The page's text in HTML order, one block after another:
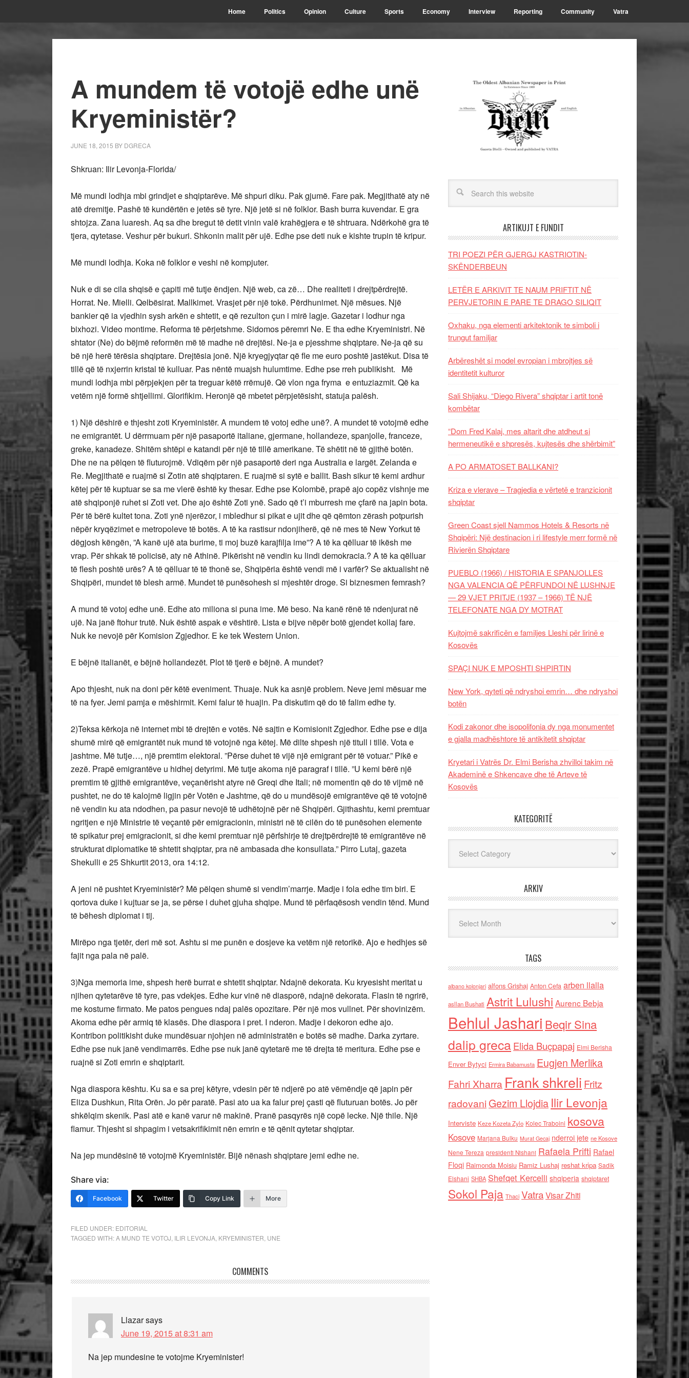
Home Politics Opinion Culture Sports Economy Interview Reporting Community Vatra
A mundem të votojë edhe unë
Kryeministër?
JUNE 18, 2015 BY DGRECA
Shkruan: Ilir Levonja-Florida/
Më mundi lodhja mbi grindjet e shqiptarëve. Më shpuri diku. Pak gjumë. Fare pak. Megjithatë aty në
atë dremitje. Pashë të kundërtën e jetës së tyre. Një jetë si në folklor. Bash burra kuvendar. E gra
shtojza. Zana luaresh. Aq sa dhe bregut të detit vinin valë krahëgjera e të shtruara. Ndërkohë gra të
tjera, qytetase. Veshur për bukuri. Shkonin malit për ujë. Edhe pse deti nuk e kishte trupin të kripur.
Më mundi lodhja. Koka në folklor e veshi në kompjuter.
Nuk e di se cila shqisë e çapiti më tutje ëndjen. Një web, ca zë… Dhe realiteti i drejtpërdrejtë.
Horrat. Ne. Mielli. Qelbësirat. Mallkimet. Vrasjet për një tokë. Përdhunimet. Një mësues. Një
bankier që ia vjedhin sysh arkën e shtetit, e që rezulton çun i mirë lagje. Gazetar i lodhur nga
bixhozi. Video montime. Reforma të përjetshme. Sidomos përemri Ne. E tha edhe Kryeministri. Në
shtator (Ne) do bëjmë reformën më të madhe në drejtësi. Ne-ja e pjesshme shqiptare. Ne-ja që su
bë një herë tërësia shqiptare. Drejtësia jonë. Një kryegjyqtar që fle me euro poshtë jastëkut. Disa të
tillë që të nxjerrin kristal të kulluar. Pas nëntë muajsh hulumtime. Edhe pse rreh publikisht. Më
mundi lodhja mbi përpjekjen për ta treguar këtë rrëmujë. Që vlon nga fryma e entuziazmit. Që ka
vetëm një formë shtjellimi. Glorifikim. Heronjë që mbetet përpjetësisht, statuja palësh.
1) Një dëshirë e thjesht zoti Kryeministër. A mundem të votoj edhe unë?. A mundet të votojmë edhe
ne emigrantët. U dërrmuam për një pasaportë italiane, gjermane, hollandeze, spanjolle, franceze,
greke, kanadeze. Shitëm shtëpi e katandi për një të tillë amerikane. Të shëtit në të gjithë botën.
Dhe ne na pëlqen të fluturojmë. Vdiqëm për një pasaportë deri nga Australia e largët. Zelanda e
Re. Megjithatë e ruajmë si Zotin atë shqiptaren. E ruajmë si sytë e ballit. Bash sikur të kemi ardhur
këtej për të kuptuar se sa me vlerë është ky thesar. Edhe pse Kolombë, prapë ajo copëz vishnje me
atë shqiponjë ruhet si Zoti vet. Dhe ajo është Zoti ynë. Sado që t’i mburresh me çfarë na japin bota.
Për të bërë kultet tona. Zoti ynë njerëzor, i mbledhur si pikat e ujit dhe që qëmton zërash potpurish
nëpër kryqëzimet e metropoleve të botës. A të ka rastisur ndonjiherë, që në mes të New Yorkut të
dëgjosh këngën, ”A kanë ujë ata burime, ti moj buzë karajfilja ime”? A të ka qëlluar të ikësh me
vrap. Për shkak të policisë, aty në Athinë. Pikërisht në vendin ku lindi demokracia.? A të ka qëlluar
të flesh poshtë urës? A të qëlluar të të thonë se, Shqipëria është vendi më i varfër? Se aktualisht në
Shqipëri, mundet të blesh armë. Mundet të punësohesh si mjeshtër droge. Si biznesmen femrash?
A mund të votoj edhe unë. Edhe ato miliona si puna ime. Më beso. Na kanë rënë të ndenjurat në
ujë. Na janë ftohur trutë. Nuk është aspak e vështirë. Lista e bijve nëpër botë gjendet kollaj fare.
Nuk ke nevojë për Komision Zgjedhor. E ke tek Western Union.
E bëjnë italianët, e bëjnë hollandezët. Plot të tjerë e bëjnë. A mundet?
Apo thjesht, nuk na doni për këtë eveniment. Thuaje. Nuk ka asnjë problem. Neve jemi mësuar me
të na fyer. Jemi pamja e mëshirmit. Kemi falur të huajin. Pa diskutim që do të falim edhe ty.
2)Teksa kërkoja në internet mbi të drejtën e votës. Në sajtin e Komisionit Zgjedhor. Edhe pse e dija
shumë mirë që emigrantët nuk mund të votojnë nga këtej. Më dilte shpesh një titull i tillë. Vota e
jashtme. Më tutje…, një premtim elektoral. ”Përse duhet të vijë një emigrant për të votuar.” Pikë e
zezë. Prapë emigrantëve u hidhej detyrimi. Më tutje akoma një paragraf i tillë. ”U kemi bërë një
premtim të gjithë emigrantëve, veçanërisht atyre në Greqi dhe Itali; në momentin që do të vijmë në
pushtet, ne do të kalojmë ligjin për Votën e Jashtme, që do u mundësojë emigrantëve që të votojnë
në vendin ku ata ndodhen, pa pasur nevojë të udhëtojnë për në Shqipëri. Gjithashtu, kemi premtuar
ngritjen e një Ministrie të veçantë për emigracionin, ministri në të cilën do të punësohen elemente
të spikatur prej emigracionit, si dhe kemi premtuar një përfshirje të drejtpërdrejtë të emigrantëve në
strukturat diplomatike të shtetit shqiptar, pra në ambasada dhe konsullata.” Pirro Lutaj, gazeta
Shekulli e 25 Shkurtit 2013, ora 14:12.
A jeni në pushtet Kryeministër? Më pëlqen shumë si vendim’marrje. Madje i fola edhe tim biri. E
qortova duke i kujtuar se ja, se përse i duhet gjuha shqipe. Mund të përfaqësosh vendin tënd. Mund
të bëhesh diplomat i tij.
Mirëpo nga tjetër, deri më sot. Ashtu si me punën e dosjeve ka vetëm një retorikë. Ajo e hedhjes së
fajit nga pala në palë.
3)Nga memoria ime, shpesh herë burrat e shtetit shqiptar. Ndajnë dekorata. Ku kryesisht meritat u
njihen qytetarëve të tyre, pas vdekjes. Edhe kur vinë në diasporë, ndajnë dekorata. Flasin të ngrirë,
me kostume firmato. Me patos pengues ndaj palës opozitare. Për një mos vullnet. Për shovinizëm.
Akoma edhe për armiq të klasës. Dhe diaspora i pret. I nderon. Madje i dekoron edhe ajo.
Kontribon politikisht duke mundësuar njohjen në administratën e botës së madhe. Darka zyrtare.
Edhe pse nuk janë vendimarrës. Edhe pse nuk janë qytetarë me të drejta të meritura. Edhe pse e
ruajnë si Zoti emrin e shqiptarit.
Nga diaspora kështu. Ku sa e sa prej këtyre, vdesin për të ndjerë po atë vëmëndje që japin për
Eliza Dushkun, Rita Orën. Jo për paratë. Pasi ato ua ka falur prej çasti që fluturuan botës. Jo për
shkëlqim skenik. Pasi atë e kanë varur në makinë. Pranë pasqyrës një copë lecke. Një thile. Një
flamur. Thjesht si shpagim i vetsakrifikimit nën emrin e të qënit qytetar shqiptar.
Na jep mundësinë të votojmë Kryeministër. Bijë nënash shqiptare jemi edhe ne.
Share via:
Facebook Twitter Copy Link More
FILED UNDER: EDITORIAL
TAGGED WITH:A MUND TE VOTOJ ILIR LEVONJA KRYEMINISTER UNE
COMMENTS
Llazarsays
June 19, 2015 at 8:31 am
Na jep mundesine te votojme Kryeminister!
ARTIKUJT E FUNDIT
TRI POEZI PËR GJERGJ KASTRIOTIN-
SKËNDERBEUN
LETËR E ARKIVIT TE NAUM PRIFTIT NË
PERVJETORIN E PARE TE DRAGO SILIQIT
Oxhaku, nga elementi arkitektonik te simboli i
trungut familjar
Arbëreshët si model evropian i mbrojtjes së
identitetit kulturor
Sali Shijaku, “Diego Rivera” shqiptar i artit tonë
kombëtar
“Dom Fred Kalaj, mes altarit dhe atdheut si
hermeneutikë e shpresës, kujtesës dhe shërbimit”
A PO ARMATOSET BALLKANI?
Kriza e vlerave – Tragjedia e vërtetë e tranzicionit
shqiptar
Green Coast sjell Nammos Hotels & Resorts në
Shqipëri: Një destinacion i ri lifestyle merr formë në
Rivierën Shqiptare
PUEBLO (1966) / HISTORIA E SPANJOLLES
NGA VALENCIA QË PËRFUNDOI NË LUSHNJE
— 29 VJET PRITJE (1937 – 1966) TË NJË
TELEFONATE NGA DY MOTRAT
Kujtojmë sakrificën e familjes Lleshi për lirinë e
Kosovës
SPAÇI NUK E MPOSHTI SHPIRTIN
New York, qyteti që ndryshoi emrin… dhe ndryshoi
botën
Kodi zakonor dhe isopolifonia dy nga monumentet
e gjalla madhështore të antikitetit shqiptar
Kryetari i Vatrës Dr. Elmi Berisha zhvilloi takim në
Akademinë e Shkencave dhe të Arteve të
Kosovës
KATEGORITË
ARKIV
TAGS
albano kolonjari alfons Grishaj Anton Cefa arben llalla
asllan Bushati Astrit Lulushi Aurenc Bebja
Behlul Jashari Beqir Sina
dalip grecaElida Buçpapaj Elmi Berisha
Enver Bytyci Ermira Babamusta Eugjen Merlika
Fahri Xharra Frank shkreli Fritz
radovaniGezim Llojdia Ilir Levonja
Interviste Keze Kozeta Zylo Kolec Traboini kosova
Kosove Marjana Bulku Murat Gecaj nderroi jete ne Kosove
Nene Tereza presidenti Nishani Rafaela Prifti Rafael
Floqi Raimonda Moisiu Ramiz Lushaj reshat kripa Sadik
Elshani SHBA Shefqet Kercelli shqiperia shqiptaret
Sokol Paja Thaci VatraVisar Zhiti